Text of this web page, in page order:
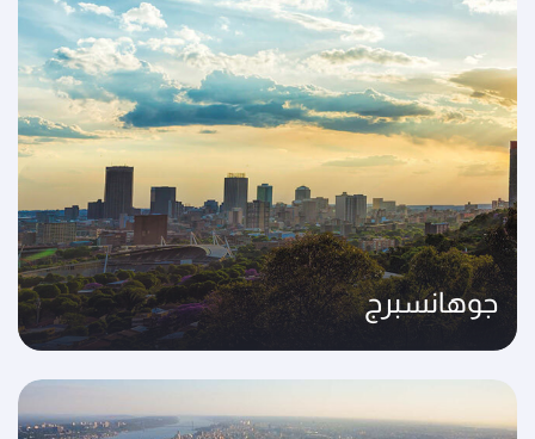
جوهانسبرج